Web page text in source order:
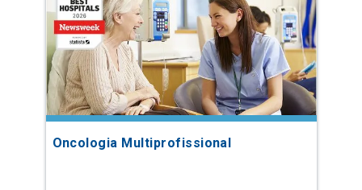
Oncologia Multiprofissional